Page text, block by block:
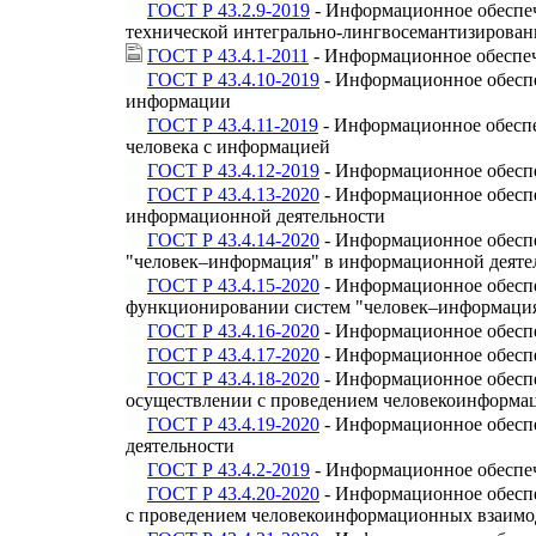
ГОСТ Р 43.2.9-2019 - Информационное
технической интегрально-
ГОСТ Р 43.4.1-2011 - Информационное
ГОСТ Р 43.4.10-2019 - Информационное
информации
ГОСТ Р 43.4.11-2019 - Информационное
человека с информацией
ГОСТ Р 43.4.12-2019 - Информационное
ГОСТ Р 43.4.13-2020 - Информационное
информационной деятельности
ГОСТ Р 43.4.14-2020 - Информационное
"человек–информация" в информационной
ГОСТ Р 43.4.15-2020 - Информационное
функционировании систем
ГОСТ Р 43.4.16-2020 - Информационное
ГОСТ Р 43.4.17-2020 - Информационное
ГОСТ Р 43.4.18-2020 - Информационное
осуществлении с проведением
ГОСТ Р 43.4.19-2020 - Информационное
деятельности
ГОСТ Р 43.4.2-2019 - Информационное
ГОСТ Р 43.4.20-2020 - Информационное
с проведением человекоинформационных